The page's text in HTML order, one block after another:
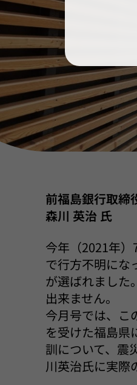
前福島銀行取締
森川 英治 氏
今年（2021年
で行方不明にな
が選ばれました
出来ません。
今月号では、こ
を受けた福島県
訓について、震
川英治氏に実際